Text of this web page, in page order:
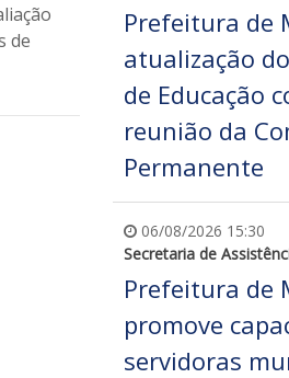
de
Prefeitura de
atualização
de Educação
reunião da
Permanente
06/08/2026 15:30
Secretaria de
Prefeitura de
promove
servidoras